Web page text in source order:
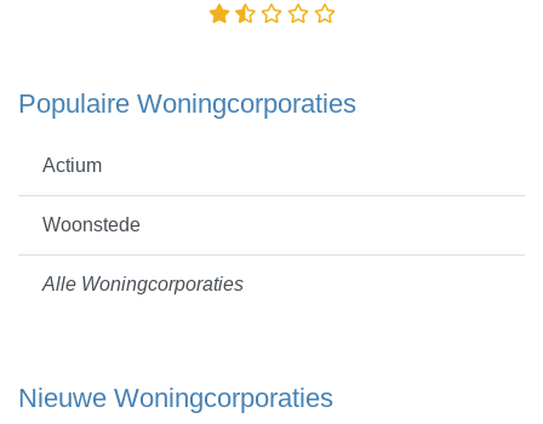
Populaire Woningcorporaties
Actium
Woonstede
Alle Woningcorporaties
Nieuwe Woningcorporaties